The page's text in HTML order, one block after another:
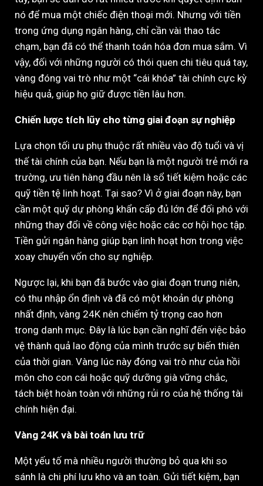
nó để mua một chiếc điện thoại mới. Nhưng với tiền
trong ứng dụng ngân hàng, chỉ cần vài thao tác
chạm, bạn đã có thể thanh toán hóa đơn mua sắm. Vì
vậy, đối với những người có thói quen chi tiêu quá tay,
vàng đóng vai trò như một “cái khóa” tài chính cực kỳ
hiệu quả, giúp họ giữ được tiền lâu hơn.
Chiến lược tích lũy cho từng giai đoạn sự nghiệp
Lựa chọn tối ưu phụ thuộc rất nhiều vào độ tuổi và vị
thế tài chính của bạn. Nếu bạn là một người trẻ mới ra
trường, ưu tiên hàng đầu nên là sổ tiết kiệm hoặc các
quỹ tiền tệ linh hoạt. Tại sao? Vì ở giai đoạn này, bạn
cần một quỹ dự phòng khẩn cấp đủ lớn để đối phó với
những thay đổi về công việc hoặc các cơ hội học tập.
Tiền gửi ngân hàng giúp bạn linh hoạt hơn trong việc
xoay chuyển vốn cho sự nghiệp.
Ngược lại, khi bạn đã bước vào giai đoạn trung niên,
có thu nhập ổn định và đã có một khoản dự phòng
nhất định, vàng 24K nên chiếm tỷ trọng cao hơn
trong danh mục. Đây là lúc bạn cần nghĩ đến việc bảo
vệ thành quả lao động của mình trước sự biến thiên
của thời gian. Vàng lúc này đóng vai trò như của hồi
môn cho con cái hoặc quỹ dưỡng già vững chắc,
tách biệt hoàn toàn với những rủi ro của hệ thống tài
chính hiện đại.
Vàng 24K và bài toán lưu trữ
Một yếu tố mà nhiều người thường bỏ qua khi so
sánh là chi phí lưu kho và an toàn. Gửi tiết kiệm, bạn